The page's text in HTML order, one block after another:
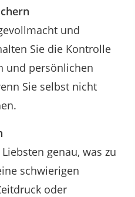
und
Sie die Kontrolle
und persönlichen
Sie selbst nicht
genau, was zu
schwierigen
oder